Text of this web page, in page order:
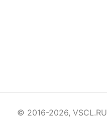
© 2016-2026, VSCL.RU